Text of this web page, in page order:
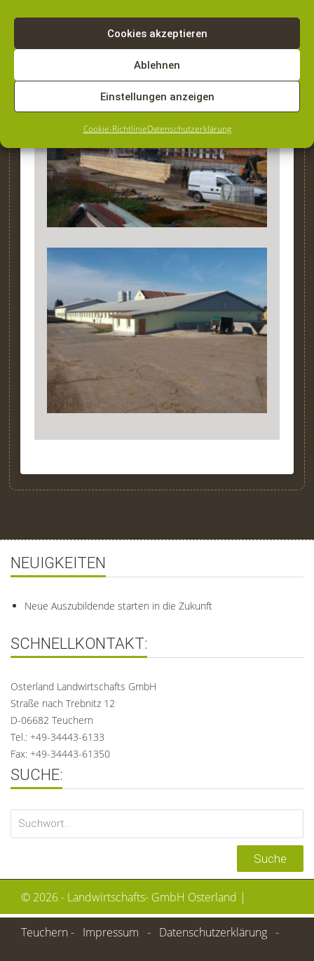
Cookies akzeptieren
Ablehnen
Einstellungen anzeigen
Cookie-RichtlinieDatenschutzerklärung
NEUIGKEITEN
Neue Auszubildende starten in die Zukunft
SCHNELLKONTAKT:
Osterland Landwirtschafts GmbH
Straße nach Trebnitz 12
D-06682 Teuchern
Tel.: +49-34443-6133
Fax: +49-34443-61350
SUCHE:
© 2026 - Landwirtschafts- GmbH Osterland |
Teuchern - Impressum - Datenschutzerklärung -